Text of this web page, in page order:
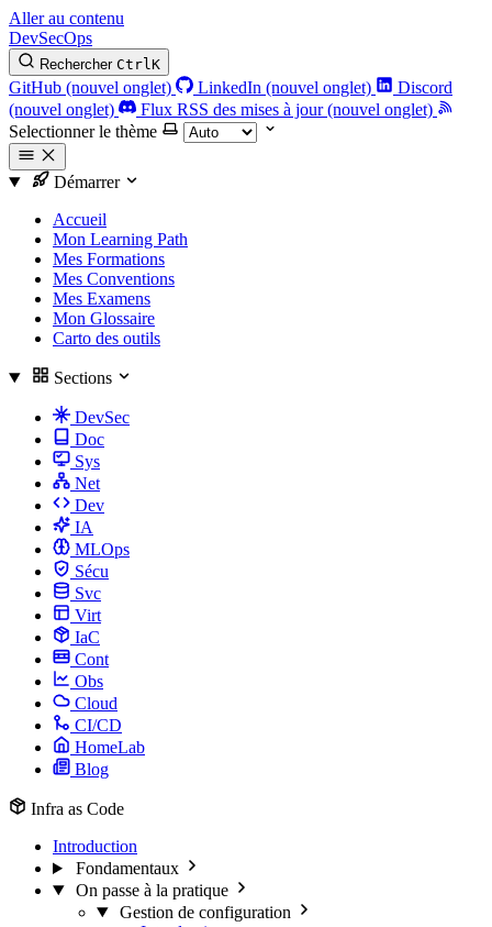
Aller au contenu
DevSecOps
Rechercher CtrlK
GitHub (nouvel onglet) LinkedIn (nouvel onglet)
Discord
(nouvel onglet)
Flux RSS des mises à jour (nouvel onglet)
Selectionner le thème
Démarrer
Accueil
Mon Learning Path
Mes Formations
Mes Conventions
Mes Examens
Mon Glossaire
Carto des outils
Sections
DevSec
Doc
Sys
Net
Dev
IA
MLOps
Sécu
Svc
Virt
IaC
Cont
Obs
Cloud
CI/CD
HomeLab
Blog
Infra as Code
Introduction
Fondamentaux
On passe à la pratique
Gestion de configuration